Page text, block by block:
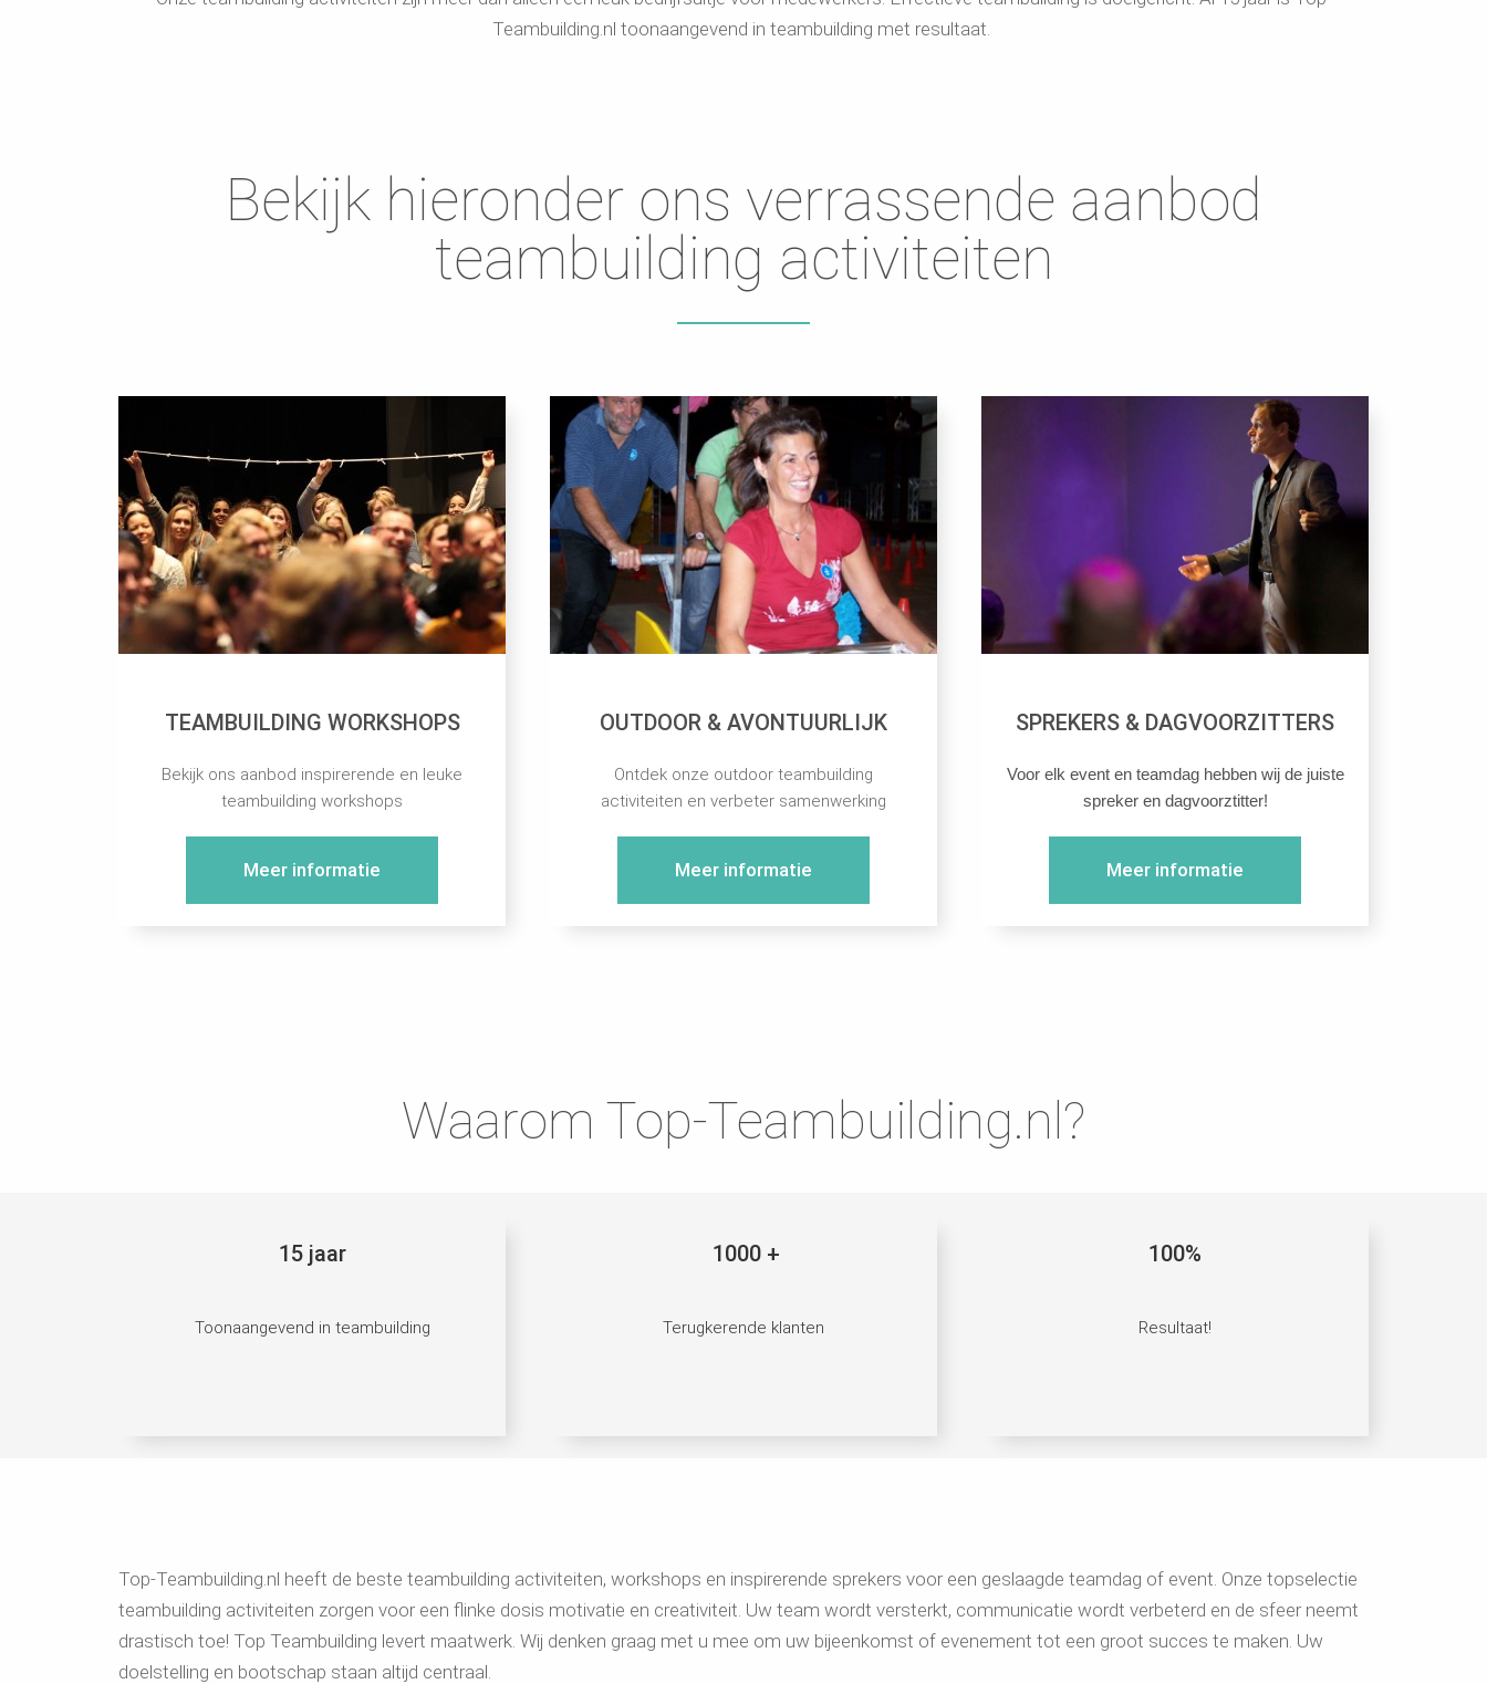
Teambuilding.nl toonaangevend in teambuilding met resultaat.
Bekijk hieronder ons verrassende aanbod
teambuilding activiteiten
TEAMBUILDING WORKSHOPS
Bekijk ons aanbod inspirerende en leuke
teambuilding workshops
Meer informatie
OUTDOOR & AVONTUURLIJK
Ontdek onze outdoor teambuilding
activiteiten en verbeter samenwerking
Meer informatie
SPREKERS & DAGVOORZITTERS
Voor elk event en teamdag hebben wij de juiste
spreker en dagvoorztitter!
Meer informatie
Waarom Top-Teambuilding.nl?
15 jaar
Toonaangevend in teambuilding
1000 +
Terugkerende klanten
100%
Resultaat!
Top-Teambuilding.nl heeft de beste teambuilding activiteiten, workshops en inspirerende sprekers voor een geslaagde teamdag of event. Onze topselectie
teambuilding activiteiten zorgen voor een flinke dosis motivatie en creativiteit. Uw team wordt versterkt, communicatie wordt verbeterd en de sfeer neemt
drastisch toe! Top Teambuilding levert maatwerk. Wij denken graag met u mee om uw bijeenkomst of evenement tot een groot succes te maken. Uw
doelstelling en bootschap staan altijd centraal.